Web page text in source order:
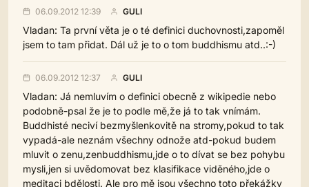
06.09.2012 12:39 GULI
Vladan: Ta první věta je o té definici duchovnosti,zapoměl
jsem to tam přidat. Dál už je to o tom buddhismu atd..:-)
06.09.2012 12:37 GULI
Vladan: Já nemluvím o definici obecně z wikipedie nebo
podobně-psal že je to podle mě,že já to tak vnímám.
Buddhisté neciví bezmyšlenkovitě na stromy,pokud to tak
vypadá-ale neznám všechny odnože atd-pokud budem
mluvit o zenu,zenbuddhismu,jde o to dívat se bez pohybu
mysli,jen si uvědomovat bez klasifikace viděného,jde o
meditaci bdělosti. Ale pro mě jsou všechno toto překážky